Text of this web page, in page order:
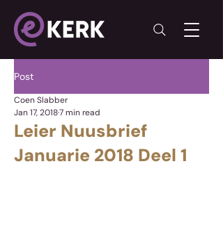
Post
Leier Nuusbrief
Januarie 2018 Deel 1
Coen Slabber
Jan 17, 20187 min read